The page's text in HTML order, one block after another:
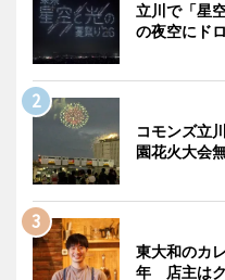
立川で「星
の夜空にド
コモンズ立
園花火大会
東大和のカ
年 店主は